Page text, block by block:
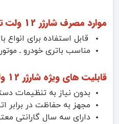
موارد مصرف شارژر 12 ولت تمام اتوماتیک 6 آمپر
قابل استفاده برای
مناسب باتری خودرو ـ
قابلیت های ویژه شارژر 12 ولت تمام اتوماتیک 6 آمپر
بدون نیاز به تنظیمات
مجهز به حفاظت در
دارای سه سال گارانتی